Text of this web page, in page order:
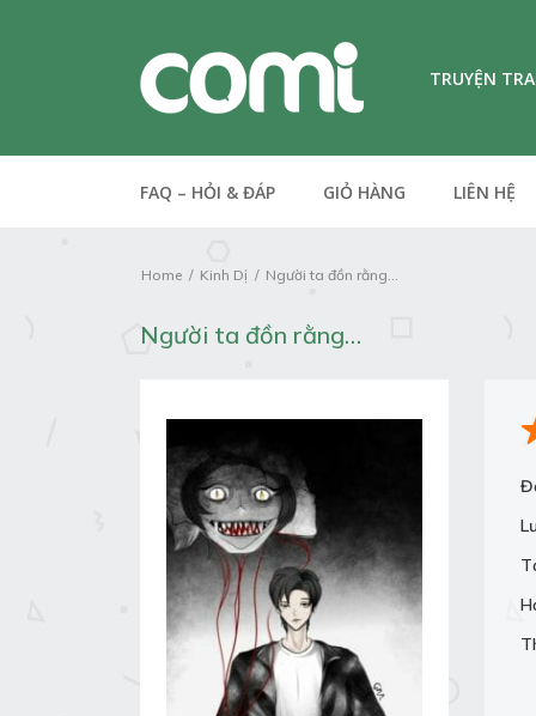
TRUYỆN
FAQ – HỎI & ĐÁP GIỎ HÀNG LIÊN HỆ
Home Kinh Dị Người ta đồn rằng...
Người ta đồn rằng…